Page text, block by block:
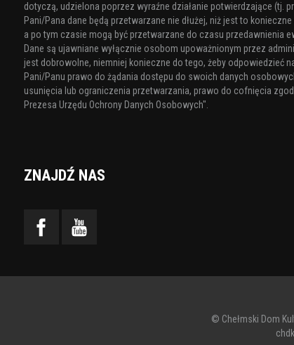
dotyczą, udzielona poprzez wyraźne działanie potwierdzające (tj.
Pani/Pana dane będą przetwarzane nie dłużej, niż jest to
a po tym czasie mogą być przetwarzane do czasu przedawnienia
Dane są ujawniane wyłącznie osobom upoważnionym przez
jest dobrowolne, niemniej konieczne do tego, żeby odpowiedzieć
Pani/Panu prawo do żądania dostępu do swoich danych
usunięcia lub ograniczenia przetwarzania, prawo do cofnięcia
Prezesa Urzędu Ochrony Danych Osobowych".
ZNAJDŹ NAS
© Chełmski Dom